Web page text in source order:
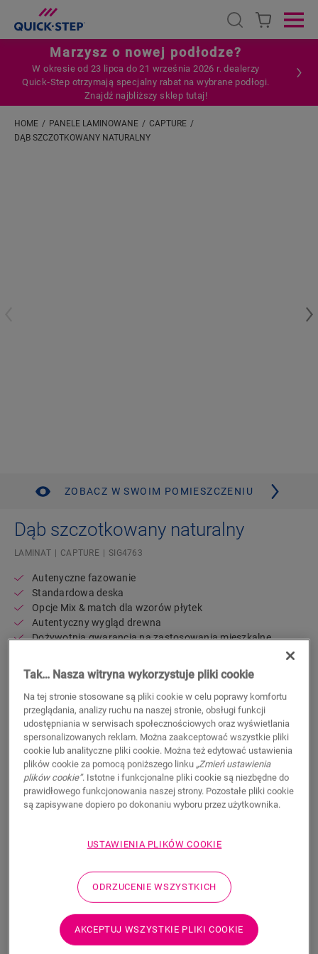
Open search
Marzysz o nowej podłodze?
W okresie od 23 lipca do 21 września 2026 r. dealerzy
Quick‑Step otrzymają specjalny rabat na wybrane podłogi.
Znajdź najbliższy sklep tutaj!
HOME PANELE LAMINOWANE
CAPTURE
DĄB SZCZOTKOWANY NATURALNY
ZOBACZ W SWOIM POMIESZCZENIU
Dąb szczotkowany naturalny
LAMINAT CAPTURE SIG4763
Autenyczne fazowanie
Standardowa deska
Opcje Mix & match dla wzorów płytek
Autentyczny wygląd drewna
Dożywotnia gwarancja na zastosowania mieszkalne
Kompatybilne z ogrzewaniem i chłodzeniem podłogowym
Wodoodporne
159,95 PLN/m²
Sugerowana cena brutto
Znajdź dealera w swoim regionie
Chcesz zobaczyć tę podłogę na żywo? Nadal nurtują
Cię jakieś pytania? Nie ma problemu! Zawsze możesz
WYSZUKAJ
Tak… Nasza witryna wykorzystuje pliki cookie
Na tej stronie stosowane są pliki cookie w celu poprawy komfortu
przeglądania, analizy ruchu na naszej stronie, obsługi funkcji
udostępniania w serwisach społecznościowych oraz wyświetlania
spersonalizowanych reklam. Można zaakceptować wszystkie pliki
cookie lub analityczne pliki cookie. Można też edytować ustawienia
plików cookie za pomocą poniższego linku „Zmień ustawienia
plików cookie”. Istotne i funkcjonalne pliki cookie są niezbędne do
prawidłowego funkcjonowania naszej strony. Pozostałe pliki cookie
są zapisywane dopiero po dokonaniu wyboru przez użytkownika.
USTAWIENIA PLIKÓW COOKIE
ODRZUCENIE WSZYSTKICH
AKCEPTUJ WSZYSTKIE PLIKI COOKIE